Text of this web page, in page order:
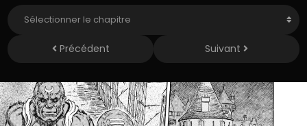
Précédent Suivant